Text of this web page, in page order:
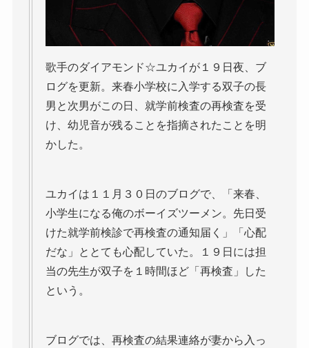
歌手のダイアモンド☆ユカイが１９日夜、ブ
ログを更新。来春小学校に入学する双子の長
男と次男がこの日、就学前検査の再検査を受
け、幼児音が残ることを指摘されたことを明
かした。
ユカイは１１月３０日のブログで、「来春、
小学生になる俺のボーイズツーメン。先日受
けた就学前検診で再検査の通知届く」「心配
だな」ととても心配していた。１９日には担
当の先生が双子を１時間ほど「再検査」した
という。
ブログでは、再検査の結果連絡が妻から入っ